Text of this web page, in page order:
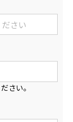
さい。